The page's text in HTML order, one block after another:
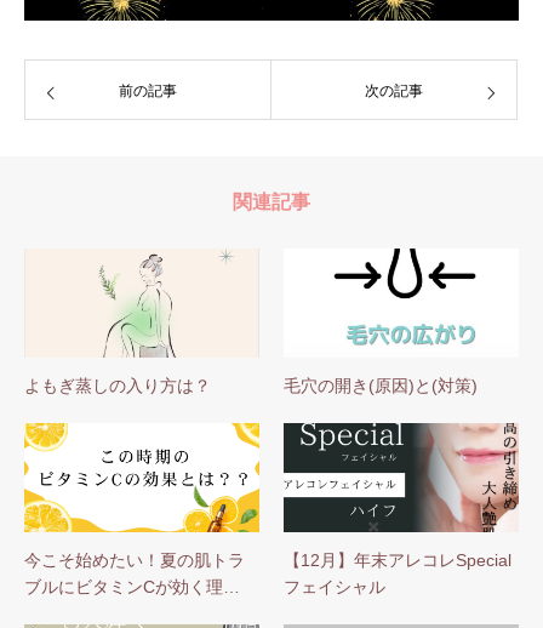
前の記事 次の記事
関連記事
よもぎ蒸しの入り方は？ 毛穴の開き(原因)と(対策)
今こそ始めたい！夏の肌トラ
ブルにビタミンCが効く理…
【12月】年末アレコレSpecial
フェイシャル